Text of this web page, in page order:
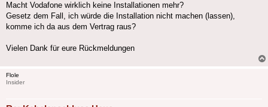
Macht Vodafone wirklich keine Installationen mehr?
Gesetz dem Fall, ich würde die Installation nicht machen (lassen),
komme ich da aus dem Vertrag raus?
Vielen Dank für eure Rückmeldungen
Flole
Insider